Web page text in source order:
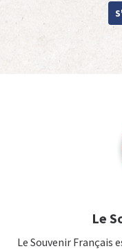
Le
Le Souvenir Français